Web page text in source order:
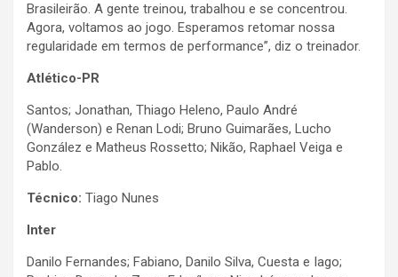
Brasileirão. A gente treinou, trabalhou e se concentrou.
Agora, voltamos ao jogo. Esperamos retomar nossa
regularidade em termos de performance”, diz o treinador.
Atlético-PR
Santos; Jonathan, Thiago Heleno, Paulo André
(Wanderson) e Renan Lodi; Bruno Guimarães, Lucho
González e Matheus Rossetto; Nikão, Raphael Veiga e
Pablo.
Técnico: Tiago Nunes
Inter
Danilo Fernandes; Fabiano, Danilo Silva, Cuesta e Iago;